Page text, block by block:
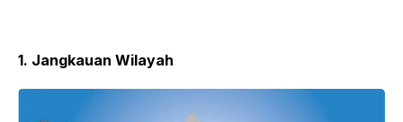
1. Jangkauan Wilayah